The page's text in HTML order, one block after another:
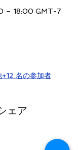
– 18:00 GMT-7
+12 名の参加者
ェア